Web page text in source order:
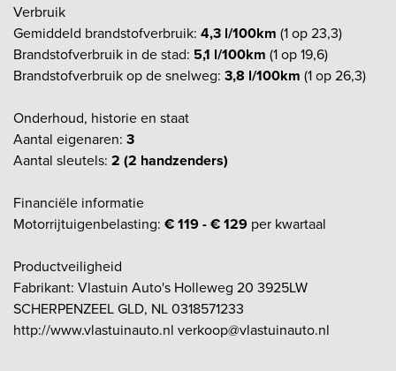
Verbruik
Gemiddeld brandstofverbruik: 4,3 l/100km (1 op 23,3)
Brandstofverbruik in de stad: 5,1 l/100km (1 op 19,6)
Brandstofverbruik op de snelweg: 3,8 l/100km (1 op 26,3)
Onderhoud, historie en staat
Aantal eigenaren: 3
Aantal sleutels: 2 (2 handzenders)
Financiële informatie
Motorrijtuigenbelasting: € 119 - € 129 per kwartaal
Productveiligheid
Fabrikant: Vlastuin Auto's Holleweg 20 3925LW
SCHERPENZEEL GLD, NL 0318571233
http://www.vlastuinauto.nl verkoop@vlastuinauto.nl